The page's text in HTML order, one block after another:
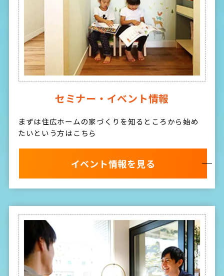
セミナー・イベント情報
まずは住広ホームの家づくりを知るところから始め
たいという方はこちら
イベント情報を見る